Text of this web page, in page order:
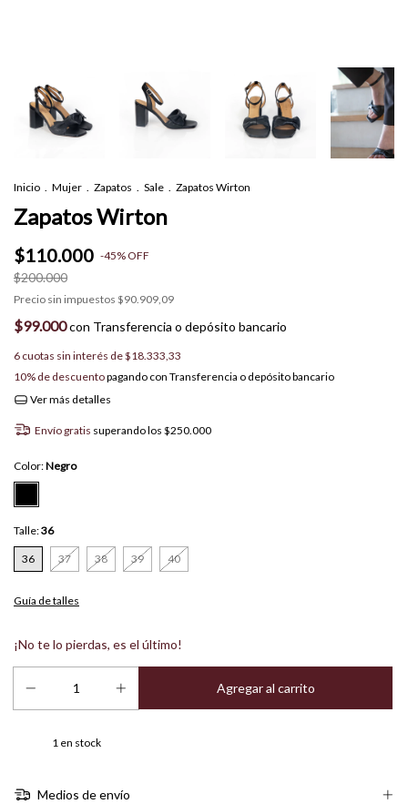
Inicio . Mujer . Zapatos . Sale . Zapatos Wirton
Zapatos Wirton
$110.000 -45% OFF
$200.000
Precio sin impuestos $90.909,09
$99.000con Transferencia o depósito bancario
6 cuotas sin interés de$18.333,33
10% de descuentopagando con Transferencia o depósito bancario
Ver más detalles
Envío gratis superando los $250.000
Color:Negro
Talle:36
36 37 38 39 40
Guía de talles
¡No te lo pierdas, es el último!
1 en stock
Medios de envío